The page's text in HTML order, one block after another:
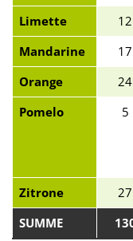
Limette
12
Mandarine
17
Orange
24
Pomelo
5
Zitrone 27
SUMME